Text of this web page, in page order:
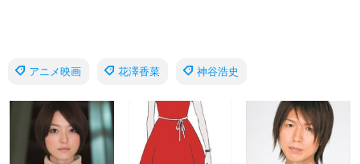
アニメ映画 花澤香菜 神谷浩史